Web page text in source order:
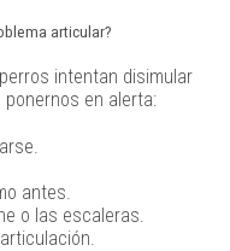
articular?
intentan disimular
ponernos en alerta:
antes.
o las escaleras.